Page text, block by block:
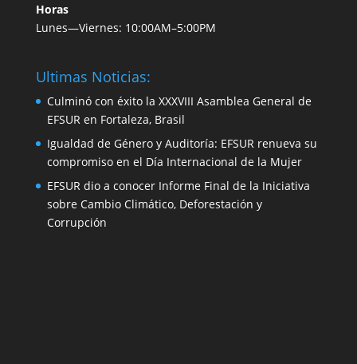
Horas
Lunes—Viernes: 10:00AM–5:00PM
Ultimas Noticias:
Culminó con éxito la XXXVIII Asamblea General de
EFSUR en Fortaleza, Brasil
Igualdad de Género y Auditoría: EFSUR renueva su
compromiso en el Día Internacional de la Mujer
EFSUR dio a conocer Informe Final de la Iniciativa
sobre Cambio Climático, Deforestación y
Corrupción